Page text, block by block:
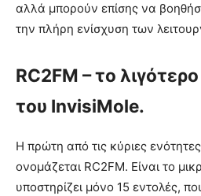
αλλά μπορούν επίσης να
την πλήρη ενίσχυση των
RC2FM – το
του InvisiMole.
Η πρώτη από τις κύριες
ονομάζεται RC2FM. Είναι το
υποστηρίζει μόνο 15 εντολές,